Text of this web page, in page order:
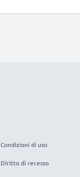
Condizioni di uso
Diritto di recesso